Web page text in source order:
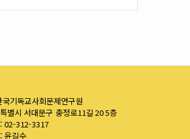
국기독교사회문제연구원
별시 서대문구 충정로11길 20 5층
02-312-3317
윤길수